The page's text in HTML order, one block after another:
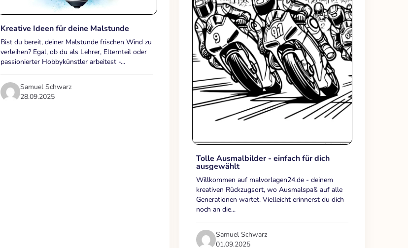
Kreative Ideen für deine Malstunde
Bist du bereit, deiner Malstunde frischen Wind zu
verleihen? Egal, ob du als Lehrer, Elternteil oder
passionierter Hobbykünstler arbeitest -...
Samuel Schwarz
28.09.2025
Tolle Ausmalbilder - einfach für dich
ausgewählt
Willkommen auf malvorlagen24.de - deinem
kreativen Rückzugsort, wo Ausmalspaß auf alle
Generationen wartet. Vielleicht erinnerst du dich
noch an die...
Samuel Schwarz
01.09.2025